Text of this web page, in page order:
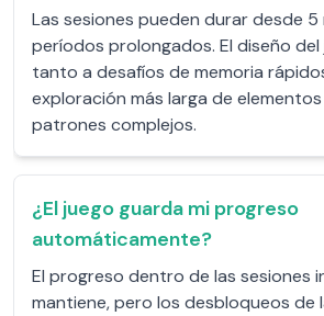
Las sesiones pueden durar desde
períodos prolongados. El diseño
tanto a desafíos de memoria
exploración más larga de
patrones complejos.
¿El juego guarda mi progreso
automáticamente?
El progreso dentro de las sesiones
mantiene, pero los desbloqueos de